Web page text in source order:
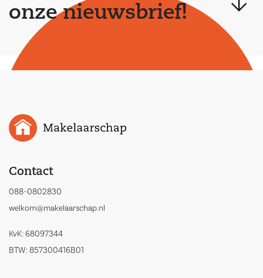
onze nieuwsbrief!
Contact
088-0802830
welkom@makelaarschap.nl
KvK: 68097344
BTW: 857300416B01